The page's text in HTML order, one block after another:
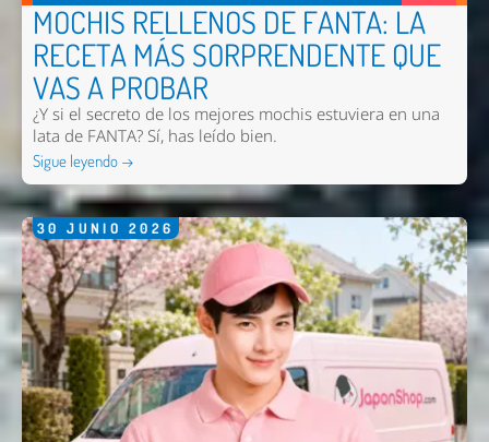
MOCHIS RELLENOS DE FANTA: LA
RECETA MÁS SORPRENDENTE QUE
VAS A PROBAR
¿Y si el secreto de los mejores mochis estuviera en una
lata de FANTA? Sí, has leído bien.
Sigue leyendo →
30 JUNIO 2026
Nombre *
Email *
Comentario *